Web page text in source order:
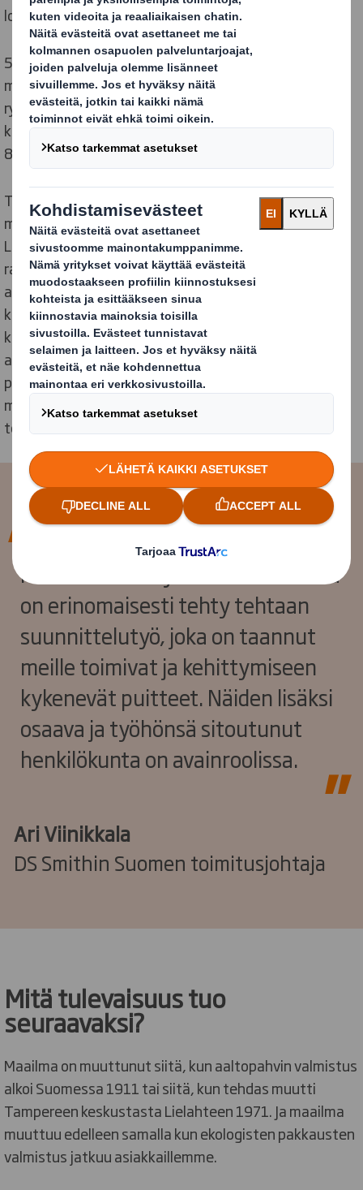
loistava.
50 vuotta on tarkoittanut, että toimintaympäristö on
muuttunut. Tänä päivänä tehdas ei sijaitse
rypsipeltojen keskellä, eikä sen valmistamia tuotteita
kuljeteta enää rautateitä pitkin, kuten osittain vielä
80-luvulla tapahtui.
Tehtaan sijainti syrjässä kaupungin keskustasta on
muuttunut keskeiseksi sijainniksi alati kehittyvän
Lielahden alueen ja uuden Hiedanrannan alueen
rajamailla. Sen valmistamat kierrätettävät
aaltopahviset pakkaukset, osa jo valmiiksi
kierrätetystä materiaalista tehtynä, matkaavat nyt
kumipyörin kestävää kehitystä ja kierrätettävyyttä
arvostaville käyttäjilleen, joiden toiminnassa niihin
pakataan niin teollisuustuotteita, elintarvikkeita,
maatalouden tuotteita kuin verkkokaupan kautta
toimitettavia kuluttajien tilaamia tuotteita.
Meidän menestyksemme taustalla
on erinomaisesti tehty tehtaan
suunnittelutyö, joka on taannut
meille toimivat ja kehittymiseen
kykenevät puitteet. Näiden lisäksi
osaava ja työhönsä sitoutunut
henkilökunta on avainroolissa.
Ari Viinikkala
DS Smithin Suomen toimitusjohtaja
Mitä tulevaisuus tuo
seuraavaksi?
Maailma on muuttunut siitä, kun aaltopahvin valmistus
alkoi Suomessa 1911 tai siitä, kun tehdas muutti
Tampereen keskustasta Lielahteen 1971. Ja maailma
muuttuu edelleen samalla kun ekologisten pakkausten
valmistus jatkuu asiakkaillemme.